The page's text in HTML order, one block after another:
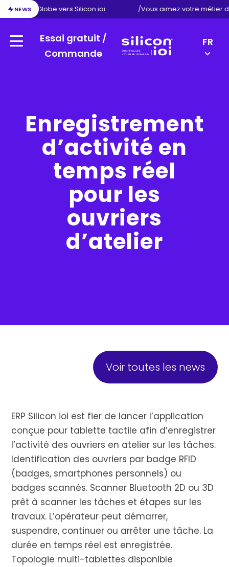
NEWS
d’Exact Globe vers Silicon ioi /Vous aimez votre métier
Menu
Essai gratuit /
Commande
FR
Enregistrement
d’activité en
temps réel
pour les
ouvriers
d’atelier
Voir toutes les news
ERP Silicon ioi est fier de lancer l’application
conçue pour tablette tactile afin d’enregistrer
l’activité des ouvriers en atelier sur les tâches.
Identification des ouvriers par badge RFID
(badges, smartphones personnels) ou
badges scannés. Scanner Bluetooth 2D ou 3D
prêt à scanner les tâches et étapes sur les
travaux. L’opérateur peut démarrer,
suspendre, continuer ou arrêter une tâche. La
durée en temps réel est enregistrée.
Topologie multi-tablettes disponible